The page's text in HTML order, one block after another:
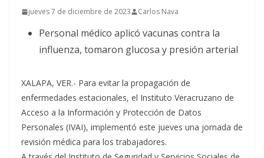
jueves 7 de diciembre de 2023 Carlos Nava
Personal médico aplicó vacunas contra la
influenza, tomaron glucosa y presión arterial
XALAPA, VER.- Para evitar la propagación de
enfermedades estacionales, el Instituto Veracruzano de
Acceso a la Información y Protección de Datos
Personales (IVAI), implementó este jueves una jornada de
revisión médica para los trabajadores.